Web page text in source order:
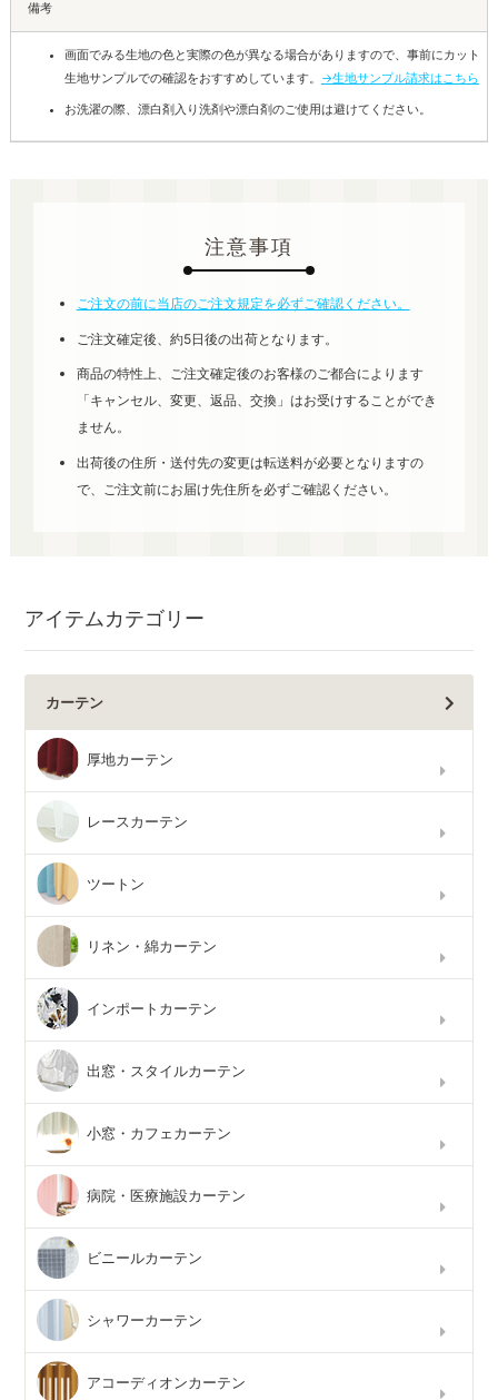
備考
画面でみる生地の色と実際の色が異なる場合がありますので、事前にカット
生地サンプルでの確認をおすすめしています。 →生地サンプル請求はこちら
お洗濯の際、漂白剤入り洗剤や漂白剤のご使用は避けてください。
注意事項
ご注文の前に当店のご注文規定を必ずご確認ください。
ご注文確定後、約5日後の出荷となります。
商品の特性上、ご注文確定後のお客様のご都合によります
「キャンセル、変更、返品、交換」はお受けすることができ
ません。
出荷後の住所・送付先の変更は転送料が必要となりますの
で、ご注文前にお届け先住所を必ずご確認ください。
アイテムカテゴリー
カーテン
厚地カーテン
レースカーテン
ツートン
リネン・綿カーテン
インポートカーテン
出窓・スタイルカーテン
小窓・カフェカーテン
病院・医療施設カーテン
ビニールカーテン
シャワーカーテン
アコーディオンカーテン